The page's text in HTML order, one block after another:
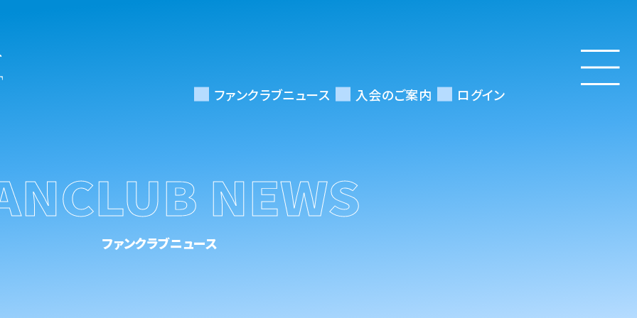
ファンクラブニュース 入会のご案内 ログイン
NEWS
ファンクラブニュース